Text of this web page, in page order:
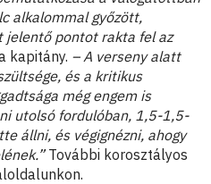
alkalommal győzött,
jelentő pontot rakta fel az
kapitány. – A verseny alatt
és a kritikus
még engem is
utolsó fordulóban, 1,5-1,5-
állni, és végignézni, ahogy
További korosztályos